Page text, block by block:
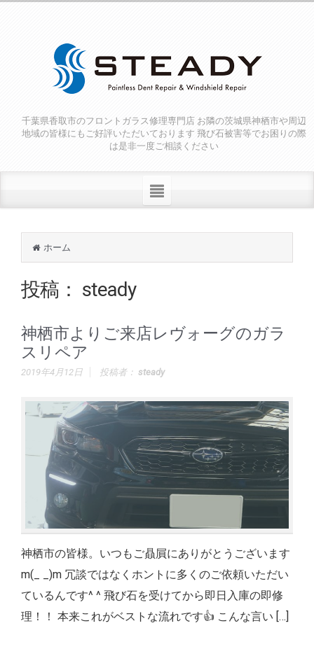
千葉県香取市のフロントガラス修理専門店 お隣の茨城県神栖市や周辺
地域の皆様にもご好評いただいております 飛び石被害等でお困りの際
は是非一度ご相談ください
ホーム
投稿： steady
神栖市よりご来店レヴォーグのガラ
スリペア
2019年4月12日 投稿者： steady
神栖市の皆様。いつもご贔屓にありがとうございます
m(_ _)m 冗談ではなくホントに多くのご依頼いただい
ているんです^ ^ 飛び石を受けてから即日入庫の即修
理！！ 本来これがベストな流れです👍 こんな言い […]